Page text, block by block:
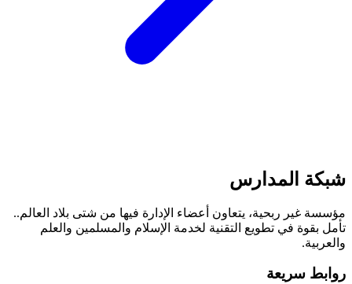
شبكة المدارس
مؤسسة غير ربحية، يتعاون أعضاء الإدارة فيها من شتى بلاد العالم..
تأمل بقوة في تطويع التقنية لخدمة الإسلام والمسلمين والعلم
والعربية.
روابط سريعة